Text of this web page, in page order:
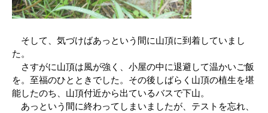
そして、気づけばあっという間に山頂に到着していまし
た。
さすがに山頂は風が強く、小屋の中に退避して温かいご飯
を。至福のひとときでした。その後しばらく山頂の植生を堪
能したのち、山頂付近から出ているバスで下山。
あっという間に終わってしまいましたが、テストを忘れ、